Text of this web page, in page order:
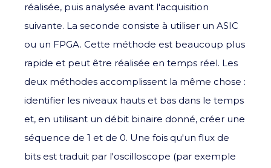
réalisée, puis analysée avant l'acquisition
suivante. La seconde consiste à utiliser un ASIC
ou un FPGA. Cette méthode est beaucoup plus
rapide et peut être réalisée en temps réel. Les
deux méthodes accomplissent la même chose :
identifier les niveaux hauts et bas dans le temps
et, en utilisant un débit binaire donné, créer une
séquence de 1 et de 0. Une fois qu'un flux de
bits est traduit par l'oscilloscope (par exemple